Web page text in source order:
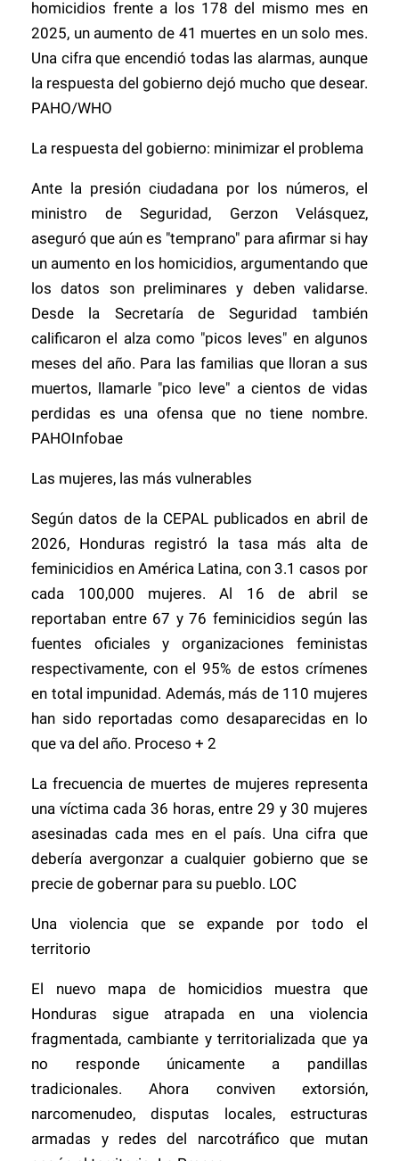
homicidios frente a los 178 del mismo mes en
2025, un aumento de 41 muertes en un solo mes.
Una cifra que encendió todas las alarmas, aunque
la respuesta del gobierno dejó mucho que desear.
PAHO/WHO
La respuesta del gobierno: minimizar el problema
Ante la presión ciudadana por los números, el
ministro de Seguridad, Gerzon Velásquez,
aseguró que aún es "temprano" para afirmar si hay
un aumento en los homicidios, argumentando que
los datos son preliminares y deben validarse.
Desde la Secretaría de Seguridad también
calificaron el alza como "picos leves" en algunos
meses del año. Para las familias que lloran a sus
muertos, llamarle "pico leve" a cientos de vidas
perdidas es una ofensa que no tiene nombre.
PAHOInfobae
Las mujeres, las más vulnerables
Según datos de la CEPAL publicados en abril de
2026, Honduras registró la tasa más alta de
feminicidios en América Latina, con 3.1 casos por
cada 100,000 mujeres. Al 16 de abril se
reportaban entre 67 y 76 feminicidios según las
fuentes oficiales y organizaciones feministas
respectivamente, con el 95% de estos crímenes
en total impunidad. Además, más de 110 mujeres
han sido reportadas como desaparecidas en lo
que va del año. Proceso + 2
La frecuencia de muertes de mujeres representa
una víctima cada 36 horas, entre 29 y 30 mujeres
asesinadas cada mes en el país. Una cifra que
debería avergonzar a cualquier gobierno que se
precie de gobernar para su pueblo. LOC
Una violencia que se expande por todo el
territorio
El nuevo mapa de homicidios muestra que
Honduras sigue atrapada en una violencia
fragmentada, cambiante y territorializada que ya
no responde únicamente a pandillas
tradicionales. Ahora conviven extorsión,
narcomenudeo, disputas locales, estructuras
armadas y redes del narcotráfico que mutan